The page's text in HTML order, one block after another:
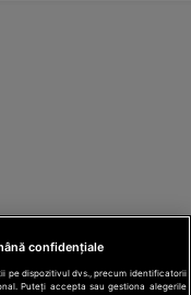
confidențiale
pe dispozitivul dvs., precum identificatorii
Puteți accepta sau gestiona alegerile